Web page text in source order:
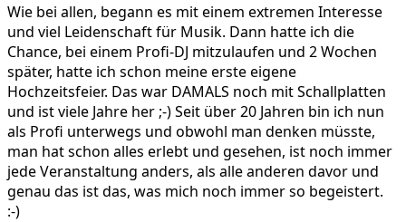
Wie bei allen, begann es mit einem extremen Interesse
und viel Leidenschaft für Musik. Dann hatte ich die
Chance, bei einem Profi-DJ mitzulaufen und 2 Wochen
später, hatte ich schon meine erste eigene
Hochzeitsfeier. Das war DAMALS noch mit Schallplatten
und ist viele Jahre her ;-) Seit über 20 Jahren bin ich nun
als Profi unterwegs und obwohl man denken müsste,
man hat schon alles erlebt und gesehen, ist noch immer
jede Veranstaltung anders, als alle anderen davor und
genau das ist das, was mich noch immer so begeistert.
:-)